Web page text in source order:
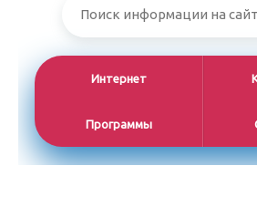
Интернет
Программы